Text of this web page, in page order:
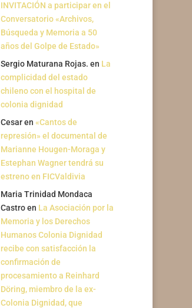
INVITACIÓN a participar en el
Conversatorio «Archivos,
Búsqueda y Memoria a 50
años del Golpe de Estado»
Sergio Maturana Rojas. en La
complicidad del estado
chileno con el hospital de
colonia dignidad
Cesaren«Cantos de
represión» el documental de
Marianne Hougen-Moraga y
Estephan Wagner tendrá su
estreno en FICValdivia
Maria Trinidad Mondaca
Castroen La Asociación por la
Memoria y los Derechos
Humanos Colonia Dignidad
recibe con satisfacción la
confirmación de
procesamiento a Reinhard
Döring, miembro de la ex-
Colonia Dignidad, que